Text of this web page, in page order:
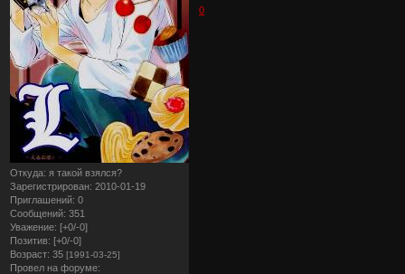
Откуда: я такой взялся?
Зарегистрирован: 2010-01-19
Приглашений: 0
Сообщений: 351
Уважение: [+0/-0]
Позитив: [+0/-0]
Возраст: 35 [1991-03-25]
Провел на форуме:
0